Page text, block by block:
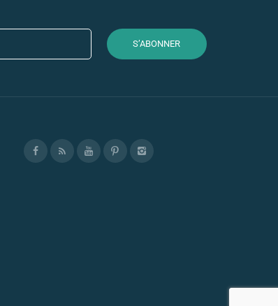
S’ABONNER